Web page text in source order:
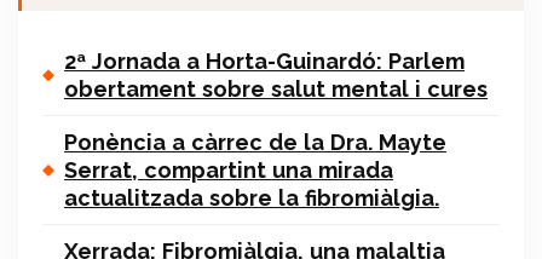
2ª Jornada a Horta-Guinardó: Parlem
obertament sobre salut mental i cures
Ponència a càrrec de la Dra. Mayte
Serrat, compartint una mirada
actualitzada sobre la fibromiàlgia.
Xerrada: Fibromiàlgia, una malaltia